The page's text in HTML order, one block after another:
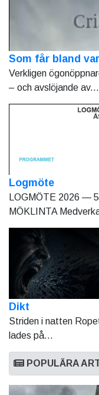
Som får bland
Verkligen
– och avslöjande av...
Logmöte
LOGMÖTE 2026 —
MÖKLINTA
Dikt
Striden i natten
lades på...
POPULÄRA